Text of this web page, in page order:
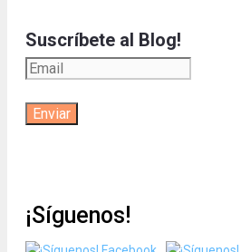
Suscríbete al Blog!
¡Síguenos!